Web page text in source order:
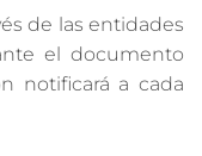
de las entidades
el documento
notificará a cada